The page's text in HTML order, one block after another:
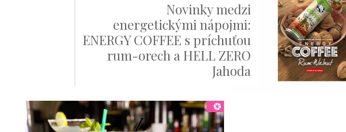
Novinky medzi
energetickými nápojmi:
ENERGY COFFEE s príchuťou
rum-orech a HELL ZERO
Jahoda